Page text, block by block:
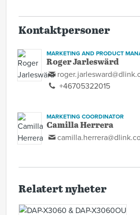
Kontaktpersoner
MARKETING AND PRODUCT
Roger Jarleswärd
+46705322015
MARKETING COORDINATOR
Camilla Herrera
Relatert nyheter